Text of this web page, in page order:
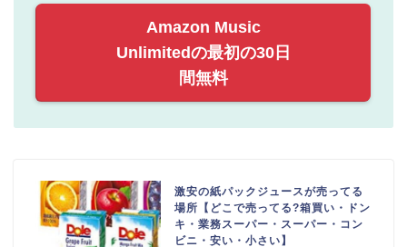
Amazon Music
Unlimitedの最初の30日
間無料
激安の紙パックジュースが売ってる
場所【どこで売ってる?箱買い・ドン
キ・業務スーパー・スーパー・コン
ビニ・安い・小さい】